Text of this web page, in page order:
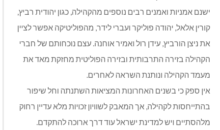
ישנם אמניות ואמנים רבים נוספים מהקהילה, כגון יהודית רביץ,
קורין אלאל, יהודה פוליקר ועברי לידר, מהפוליטיקה אפשר לציין
את ניצן הורביץ, עידן רול ואמיר אוחנה. עצם נוכחותם של חברי
הקהילה בזירה התרבותית ובזירה הפוליטית מחזקת מאד את
מעמד הקהילה ונותנת השראה לאחרים.
אין ספק כי בשנים האחרונות המציאות השתנתה וחל שיפור
בהתייחסות לקהילה, אך המאבק לשוויון זכויות מלא עדיין רחוק
מלהסתיים ויש למדינת ישראל עוד דרך ארוכה להתקדם.